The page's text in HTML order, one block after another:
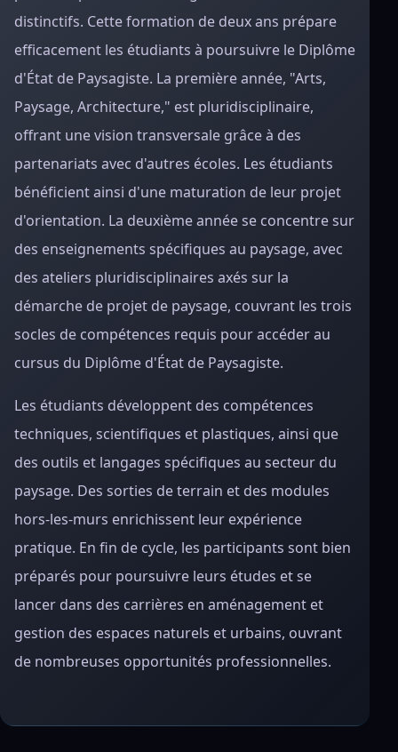
distinctifs. Cette formation de deux ans prépare
efficacement les étudiants à poursuivre le Diplôme
d'État de Paysagiste. La première année, "Arts,
Paysage, Architecture," est pluridisciplinaire,
offrant une vision transversale grâce à des
partenariats avec d'autres écoles. Les étudiants
bénéficient ainsi d'une maturation de leur projet
d'orientation. La deuxième année se concentre sur
des enseignements spécifiques au paysage, avec
des ateliers pluridisciplinaires axés sur la
démarche de projet de paysage, couvrant les trois
socles de compétences requis pour accéder au
cursus du Diplôme d'État de Paysagiste.
Les étudiants développent des compétences
techniques, scientifiques et plastiques, ainsi que
des outils et langages spécifiques au secteur du
paysage. Des sorties de terrain et des modules
hors-les-murs enrichissent leur expérience
pratique. En fin de cycle, les participants sont bien
préparés pour poursuivre leurs études et se
lancer dans des carrières en aménagement et
gestion des espaces naturels et urbains, ouvrant
de nombreuses opportunités professionnelles.